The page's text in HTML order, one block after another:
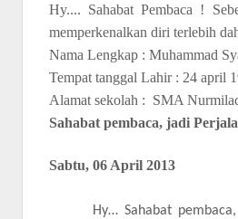
Hy.... Sahabat Pembaca ! S
memperkenalkan diri terlebih
Nama Lengkap : Muhammad
Tempat tanggal Lahir : 24 april
Alamat sekolah : SMA
Sahabat pembaca, jadi
Sabtu, 06 April 2013
Hy… Sahabat